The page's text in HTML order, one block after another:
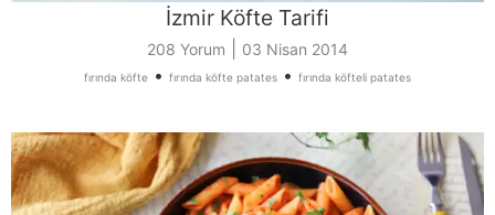
İzmir Köfte Tarifi
208 Yorum 03 Nisan 2014
fırında köfte • fırında köfte patates • fırında köfteli patates